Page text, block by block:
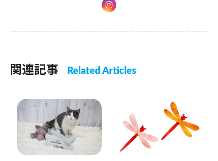
関連記事 Related Articles